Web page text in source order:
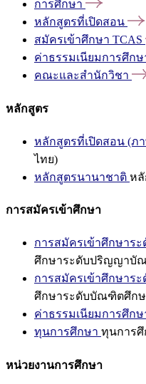
การศึกษา
หลักสูตรที่เปิดสอน
สมัครเข้าศึกษา TCAS
ค่าธรรมเนียมการศึกษ
คณะและสำนักวิชา
หลักสูตร
หลักสูตรที่เปิดสอน (ภ
ไทย)
หลักสูตรนานาชาติ หลั
การสมัครเข้าศึกษา
การสมัครเข้าศึกษา
ศึกษาระดับปริญญาบั
การสมัครเข้าศึกษาร
ศึกษาระดับบัณฑิตศึก
ค่าธรรมเนียมการศึกษ
ทุนการศึกษา ทุนการศึ
หน่วยงานการศึกษา